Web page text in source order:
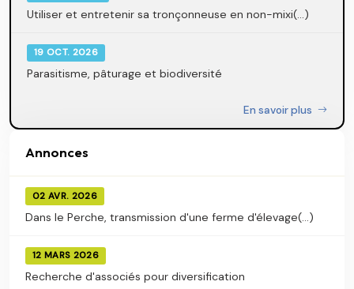
Utiliser et entretenir sa tronçonneuse en non-mixi(...)
19 OCT. 2026
Parasitisme, pâturage et biodiversité
En savoir plus
Annonces
02 AVR. 2026
Dans le Perche, transmission d'une ferme d'élevage(...)
12 MARS 2026
Recherche d'associés pour diversification